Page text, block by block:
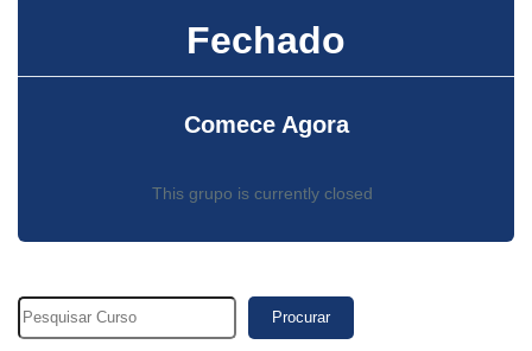
Fechado
Comece Agora
This grupo is currently closed
Procurar